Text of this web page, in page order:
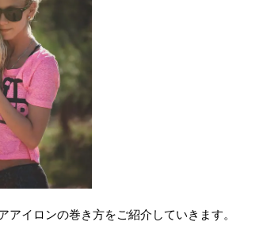
イロンの巻き方をご紹介していきます。